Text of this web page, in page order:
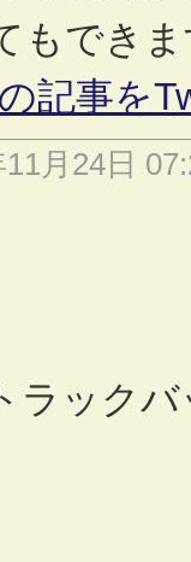
もでき
記事を
月24日
ラック